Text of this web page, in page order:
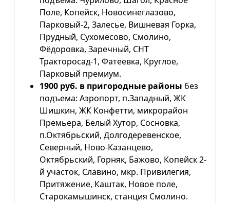
Поле, Копейск, Новосинеглазово,
Парковый-2, Залесье, Вишневая Горка,
Прудный, Сухомесово, Смолино,
Фёдоровка, Заречный, СНТ
Тракторосад-1, Фатеевка, Круглое,
Парковый премиум.
1900 руб. в пригородные районы без
подъема: Аэропорт, п.Западный, ЖК
Шишкин, ЖК Конфетти, микрорайон
Премьера, Белый Хутор, Сосновка,
п.Октябрьский, Долгодеревенское,
Северный, Ново-Казанцево,
Октябрьский, Горняк, Бажово, Копейск 2-
й участок, Славино, мкр. Привилегия,
Притяжение, Каштак, Новое поле,
Старокамышинск, станция Смолино.